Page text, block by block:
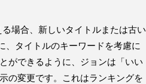
場合、新しいタイトルまたは古い
、タイトルのキーワードを考慮に
ができるように、ジョンは「いい
の変更です。これはランキングを